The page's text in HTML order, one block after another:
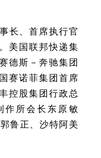
长、首席执行官
美国联邦快递集
德斯－奔驰集团
赛诺菲集团首席
控股集团行政总
作所会长东原敏
鲁正、沙特阿美